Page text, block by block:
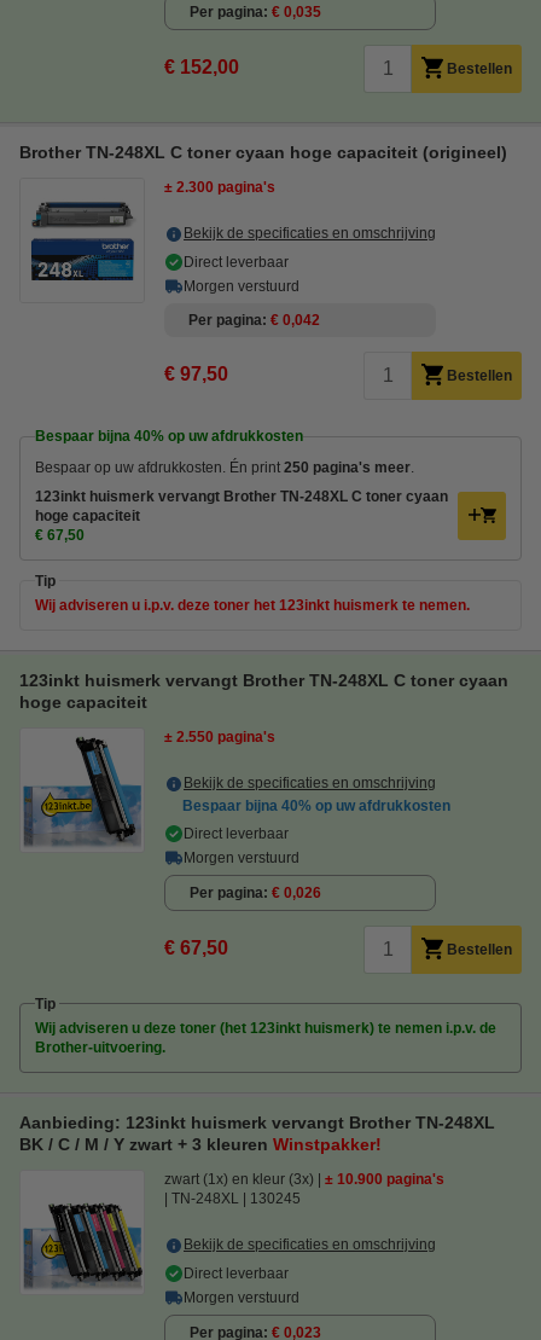
Per pagina € 0,035
€ 152,00 Bestellen
Brother TN-248XL C toner cyaan hoge capaciteit (origineel)
± 2.300 pagina's
Bekijk de specificaties en omschrijving
Direct leverbaar
Morgen verstuurd
Per pagina € 0,042
€ 97,50 Bestellen
Bespaar bijna 40% op uw afdrukkosten
Bespaar op uw afdrukkosten. Én print 250 pagina's meer.
123inkt huismerk vervangt Brother TN-248XL C toner cyaan
hoge capaciteit
€ 67,50
Tip
Wij adviseren u i.p.v. deze toner het 123inkt huismerk te nemen.
123inkt huismerk vervangt Brother TN-248XL C toner cyaan
hoge capaciteit
± 2.550 pagina's
Bekijk de specificaties en omschrijving
Bespaar bijna 40% op uw afdrukkosten
Direct leverbaar
Morgen verstuurd
Per pagina € 0,026
€ 67,50 Bestellen
Tip
Wij adviseren u deze toner (het 123inkt huismerk) te nemen i.p.v. de
Brother-uitvoering.
Aanbieding: 123inkt huismerk vervangt Brother TN-248XL
BK / C / M / Y zwart + 3 kleuren Winstpakker!
zwart (1x) en kleur (3x)
± 10.900 pagina's
TN-248XL
130245
Bekijk de specificaties en omschrijving
Direct leverbaar
Morgen verstuurd
Per pagina € 0,023